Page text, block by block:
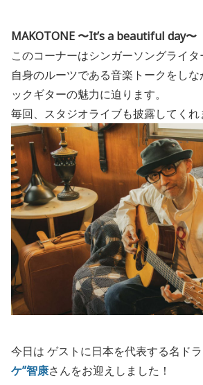
MAKOTONE 〜It’s a beautiful day〜
このコーナーはシンガーソングライタ
自身のルーツである音楽トークをし
ックギターの魅力に迫ります。
毎回、スタジオライブも披露してくれ
今日は ゲストに日本を代表する名ド
ケ”智康さんをお迎えしました！